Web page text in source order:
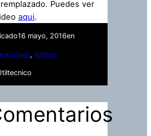
Puedes ver
aqui.
16 mayo, 2016en
, Videos